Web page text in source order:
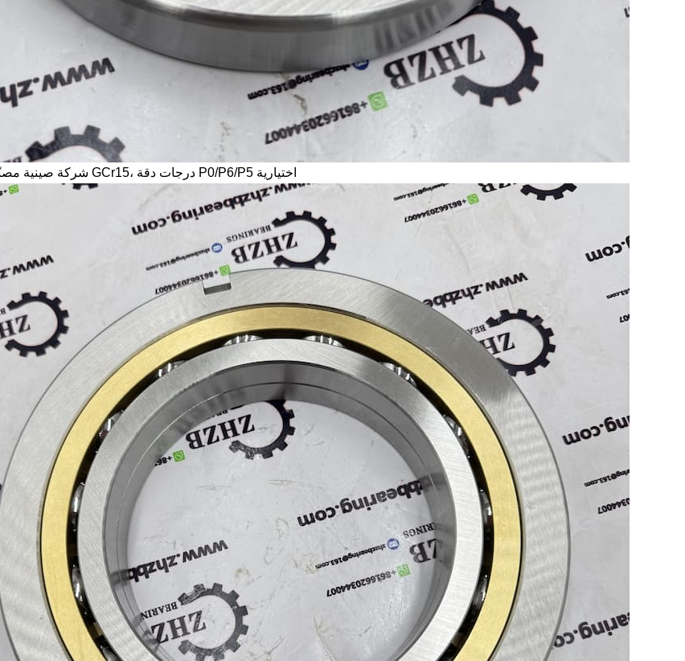
شركة صينية مصنّعة للمحامل، مادة GCr15، درجات دقة P0/P6/P5 اختيارية